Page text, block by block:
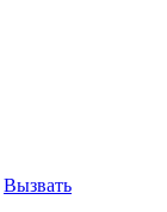
Вызвать